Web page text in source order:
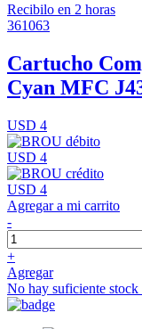
Recibilo en 2 horas
361063
Cartucho
Cyan MFC
USD 4
USD 4
USD 4
Agregar a mi carrito
-
+
Agregar
No hay suficiente